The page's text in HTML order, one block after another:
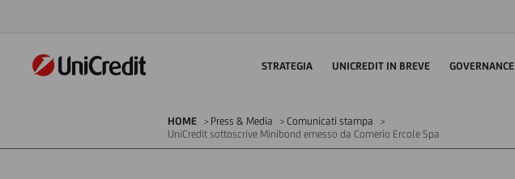
STRATEGIA UNICREDIT IN BREVE GOVERNANCE
HOME Press & Media
Comunicati stampa
UniCredit sottoscrive Minibond emesso da Comerio Ercole Spa